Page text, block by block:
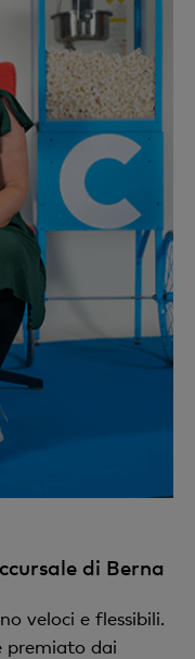
di Berna
veloci e flessibili.
premiato dai